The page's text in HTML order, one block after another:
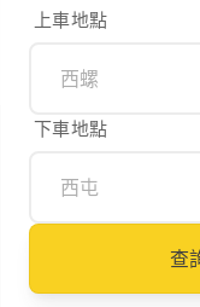
上車地點
下車地點
查